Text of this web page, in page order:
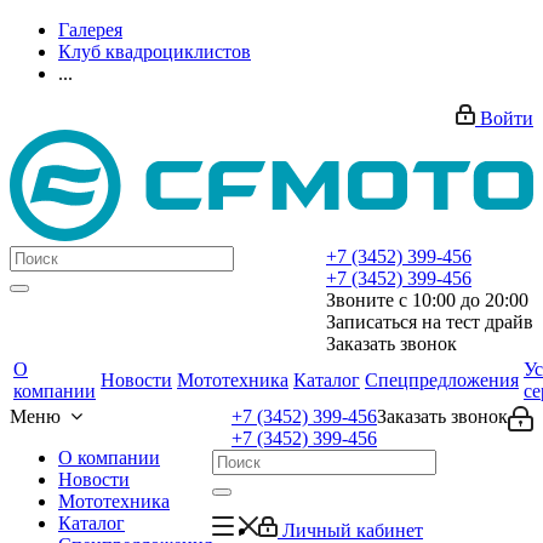
Галерея
Клуб квадроциклистов
...
Войти
+7 (3452) 399-456
+7 (3452) 399-456
Звоните с 10:00 до 20:00
Записаться на тест драйв
Заказать звонок
О
компании
Новости Мототехника Каталог Спецпредложения
Меню
О компании
Новости
Мототехника
Каталог
Заказать звонок
+7 (3452) 399-456
+7 (3452) 399-456
Личный кабинет